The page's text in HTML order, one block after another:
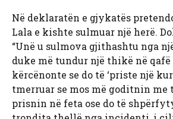
Në deklaratën e gjykatës
Lala e kishte sulmuar një herë.
“Unë u sulmova gjithashtu nga
duke më tundur një thikë në qafë
kërcënonte se do të ‘priste një
tmerruar se mos më goditnin me
prisnin në feta ose do të